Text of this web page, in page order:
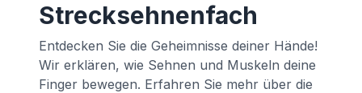
Strecksehnenfach
Entdecken Sie die Geheimnisse deiner Hände!
Wir erklären, wie Sehnen und Muskeln deine
Finger bewegen. Erfahren Sie mehr über die